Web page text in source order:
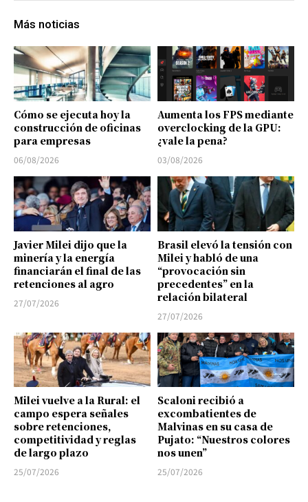
Más noticias
Cómo se ejecuta hoy la
construcción de oficinas
para empresas
06/08/2026
Aumenta los FPS mediante
overclocking de la GPU:
¿vale la pena?
03/08/2026
Javier Milei dijo que la
minería y la energía
financiarán el final de las
retenciones al agro
27/07/2026
Brasil elevó la tensión con
Milei y habló de una
“provocación sin
precedentes” en la
relación bilateral
27/07/2026
Milei vuelve a la Rural: el
campo espera señales
sobre retenciones,
competitividad y reglas
de largo plazo
25/07/2026
Scaloni recibió a
excombatientes de
Malvinas en su casa de
Pujato: “Nuestros colores
nos unen”
25/07/2026